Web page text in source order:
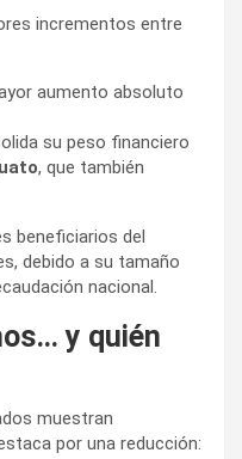
incrementos entre
aumento absoluto
su peso financiero
, que también
beneficiarios del
debido a su tamaño
nacional.
y quién
muestran
por una reducción: